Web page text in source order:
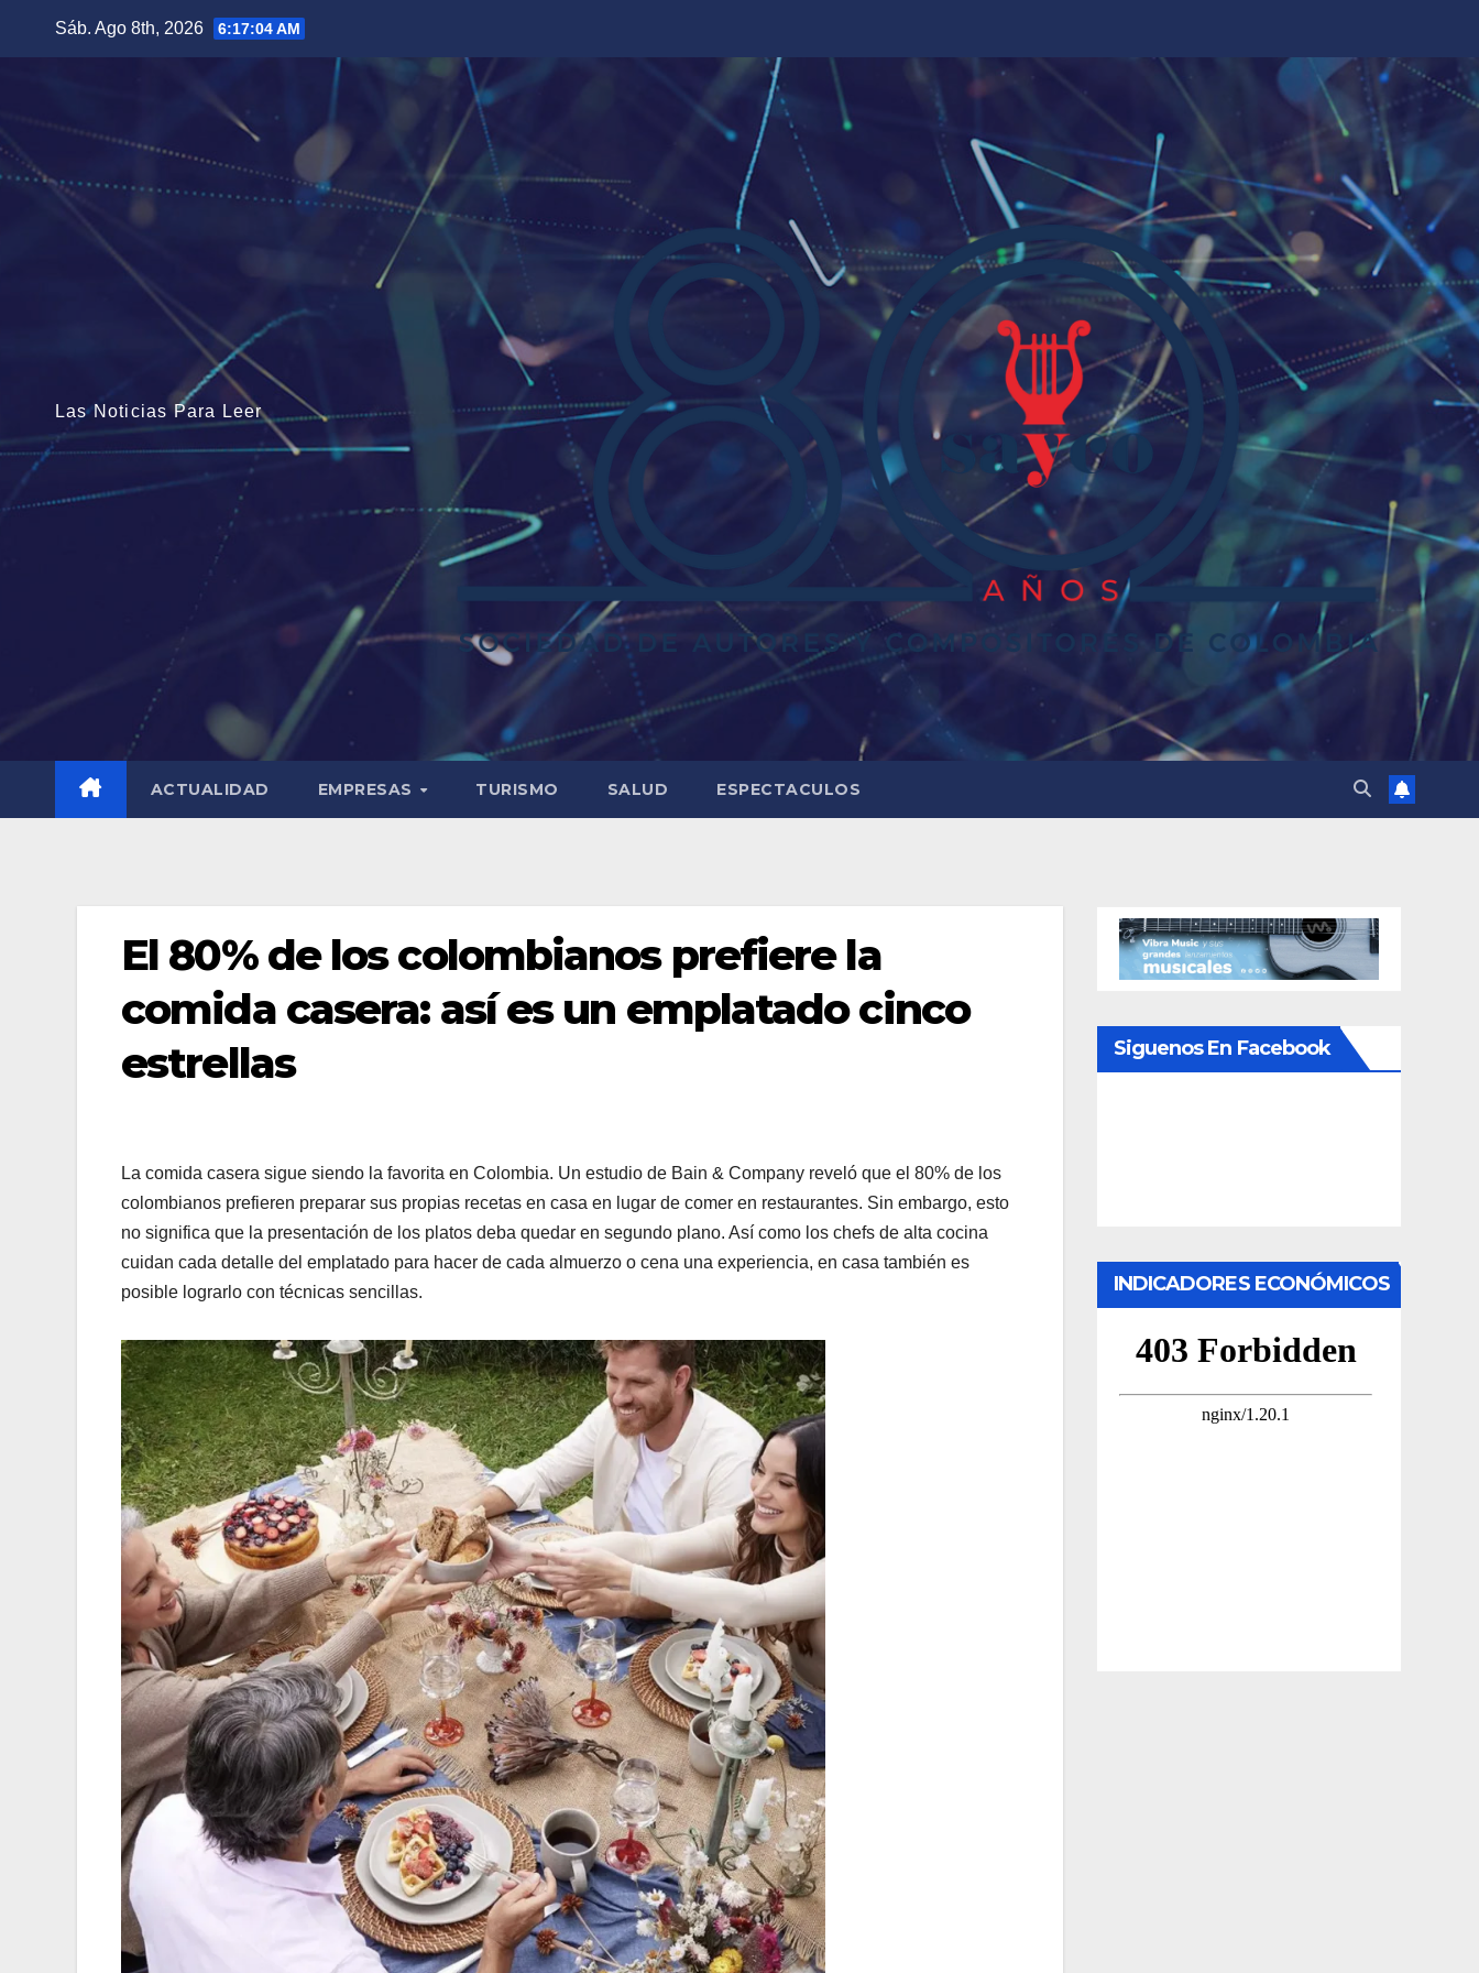
Sáb. Ago 8th, 2026 6:17:06 AM
Las Noticias Para Leer
ACTUALIDAD EMPRESAS TURISMO SALUD ESPECTACULOS
El 80% de los colombianos prefiere la
comida casera: así es un emplatado cinco
estrellas
La comida casera sigue siendo la favorita en Colombia. Un estudio de Bain & Company reveló que el 80% de los
colombianos prefieren preparar sus propias recetas en casa en lugar de comer en restaurantes. Sin embargo, esto
no significa que la presentación de los platos deba quedar en segundo plano. Así como los chefs de alta cocina
cuidan cada detalle del emplatado para hacer de cada almuerzo o cena una experiencia, en casa también es
posible lograrlo con técnicas sencillas.
Siguenos En Facebook
INDICADORES ECONÓMICOS